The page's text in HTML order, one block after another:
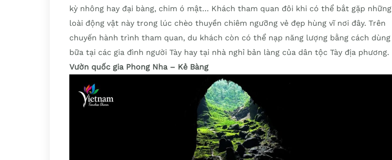
kỳ nhông hay đại bàng, chim ó mật… Khách tham quan đôi khi có thể bắt gặp những
loài động vật này trong lúc chèo thuyền chiêm ngưỡng vẻ đẹp hùng vĩ nơi đây. Trên
chuyến hành trình tham quan, du khách còn có thể nạp năng lượng bằng cách dùng
bữa tại các gia đình người Tày hay tại nhà nghỉ bản làng của dân tộc Tày địa phương.
Vườn quốc gia Phong Nha – Kẻ Bàng